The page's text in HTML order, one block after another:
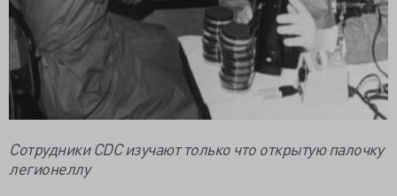
Сотрудники CDC изучают только что открытую палочку
легионеллу